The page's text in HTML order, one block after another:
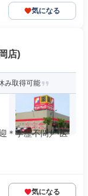
気になる
店)
み取得可能
＊学歴不問／ 医
気になる